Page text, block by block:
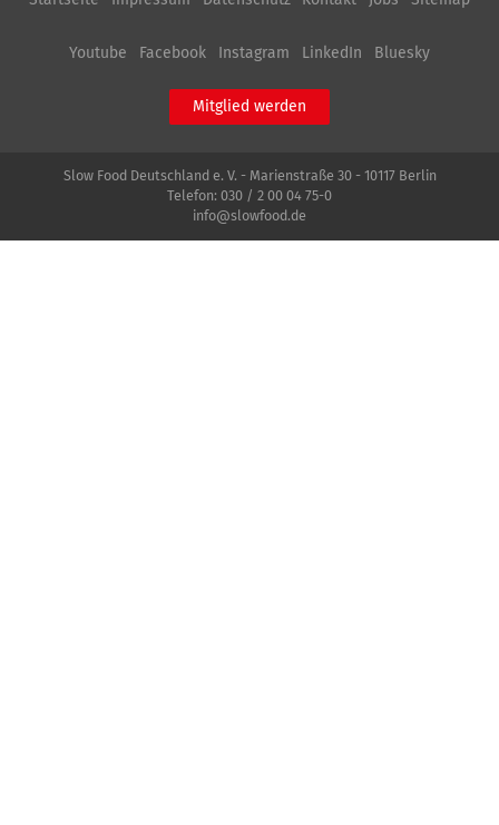
Youtube Facebook Instagram LinkedIn Bluesky
Mitglied werden
Slow Food Deutschland e. V. - Marienstraße 30 - 10117 Berlin
Telefon: 030 / 2 00 04 75-0
info@slowfood.de